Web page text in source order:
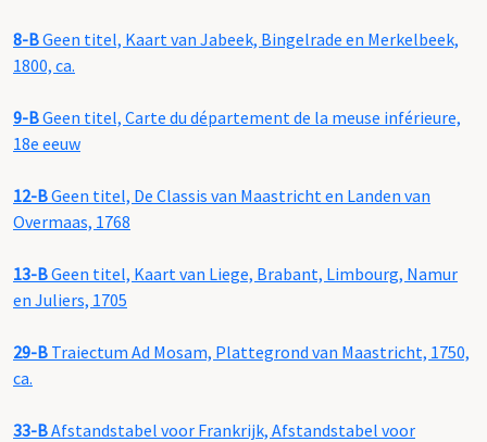
8-BGeen titel, Kaart van Jabeek, Bingelrade en Merkelbeek,
1800, ca.
9-BGeen titel, Carte du département de la meuse inférieure,
18e eeuw
12-BGeen titel, De Classis van Maastricht en Landen van
Overmaas, 1768
13-BGeen titel, Kaart van Liege, Brabant, Limbourg, Namur
en Juliers, 1705
29-B Traiectum Ad Mosam, Plattegrond van Maastricht, 1750,
ca.
33-BAfstandstabel voor Frankrijk, Afstandstabel voor